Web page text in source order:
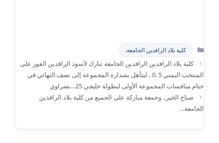
التصنيفات
كلية بلاد الرافدين الجامعة.
كلية بلاد الرافدين الرافدين الجامعة تبارك لأسود الرافدين الفوز على
المنتخب اليمني 5 .0 ، ليتأهل بصدارة المجموعة إلى نصف النهائي في
ختام منافسات المجموعة الأولى لبطولة خليجي 25…بصراوي
صباح الخير.. وجمعة مباركة على الجميع من كلية بلاد الرافدين
الجامعة…